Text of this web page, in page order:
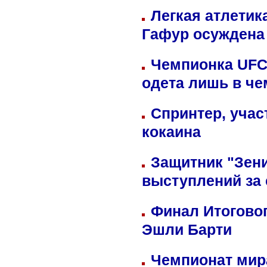
Легкая
Гафур осуждена
Чемпионка
одета лишь в
Спринтер,
кокаина
Защитник
выступлений
Финал
Эшли Барти
Чемпионат